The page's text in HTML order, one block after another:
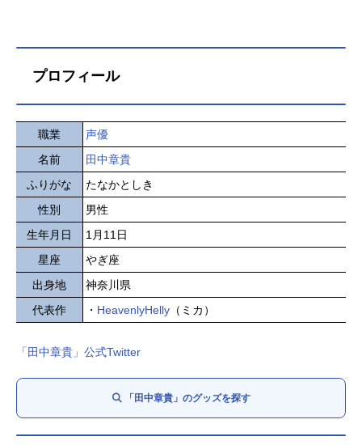
プロフィール
職業
声優
名前
田中章貴
ふりがな
たなかとしき
性別
男性
生年月日
1月11日
星座
やぎ座
出身地
神奈川県
代表作
・ HeavenlyHelly （ミカ）
「田中章貴」公式Twitter
「田中章貴」のグッズを探す